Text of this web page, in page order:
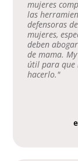
mujeres
las
defensoras
mujeres,
deben
de mama.
útil para que
hacerlo."